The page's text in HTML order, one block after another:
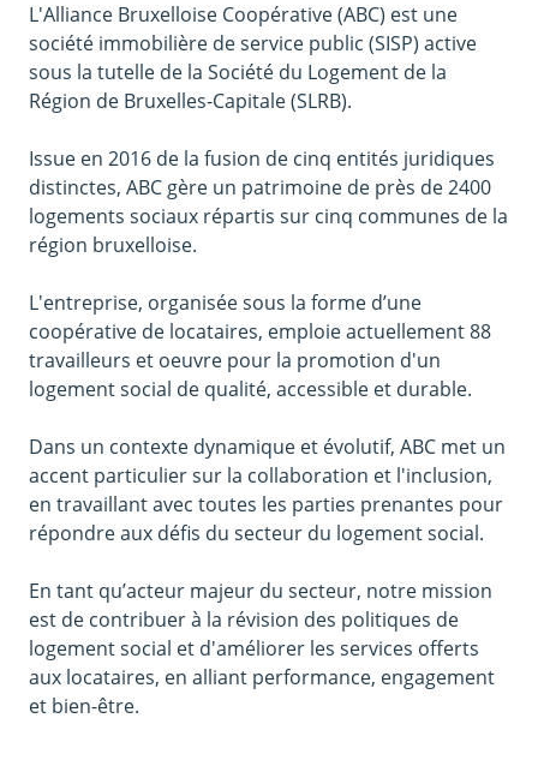
L'Alliance Bruxelloise Coopérative (ABC) est une
société immobilière de service public (SISP) active
sous la tutelle de la Société du Logement de la
Région de Bruxelles-Capitale (SLRB).
Issue en 2016 de la fusion de cinq entités juridiques
distinctes, ABC gère un patrimoine de près de 2400
logements sociaux répartis sur cinq communes de la
région bruxelloise.
L'entreprise, organisée sous la forme d’une
coopérative de locataires, emploie actuellement 88
travailleurs et oeuvre pour la promotion d'un
logement social de qualité, accessible et durable.
Dans un contexte dynamique et évolutif, ABC met un
accent particulier sur la collaboration et l'inclusion,
en travaillant avec toutes les parties prenantes pour
répondre aux défis du secteur du logement social.
En tant qu’acteur majeur du secteur, notre mission
est de contribuer à la révision des politiques de
logement social et d'améliorer les services offerts
aux locataires, en alliant performance, engagement
et bien-être.